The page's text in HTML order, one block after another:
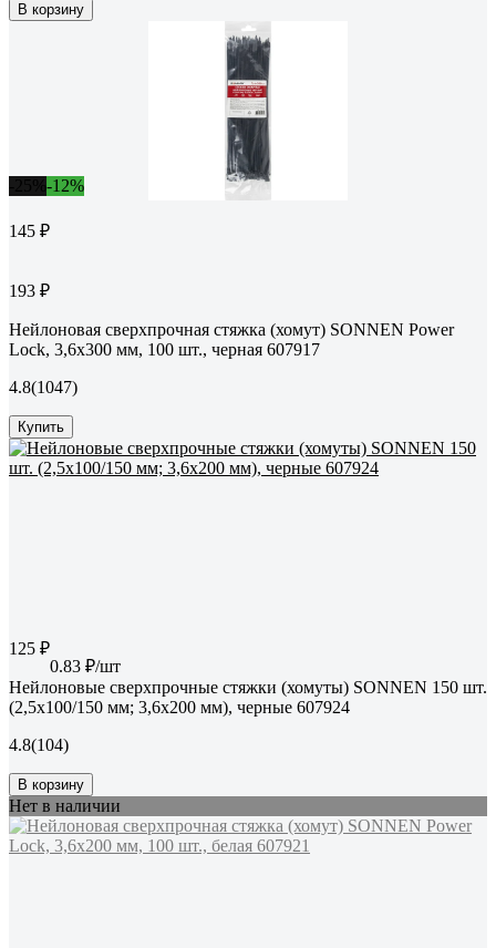
В корзину
-12%
145 ₽
193 ₽
Нейлоновая сверхпрочная стяжка (хомут) SONNEN Power
Lock, 3,6x300 мм, 100 шт., черная 607917
4.8(1047)
Купить
125 ₽
0.83 ₽/шт
Нейлоновые сверхпрочные стяжки (хомуты) SONNEN 150 шт.
(2,5x100/150 мм; 3,6x200 мм), черные 607924
4.8(104)
В корзину
Нет в наличии